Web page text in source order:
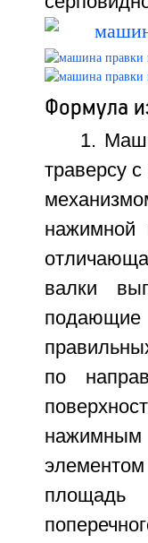
Формула
1.
траверсу
нажимной
валки
по
площадь